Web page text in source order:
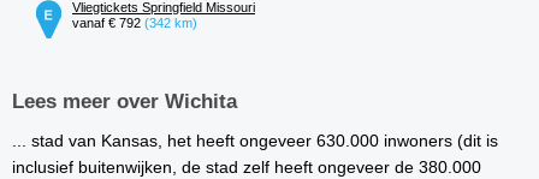
Vliegtickets Springfield Missouri
vanaf € 792 (342 km)
Lees meer over Wichita
... stad van Kansas, het heeft ongeveer 630.000 inwoners (dit is
inclusief buitenwijken, de stad zelf heeft ongeveer de 380.000